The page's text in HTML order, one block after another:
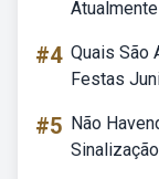
#4 Quais São
Festas
#5 Não